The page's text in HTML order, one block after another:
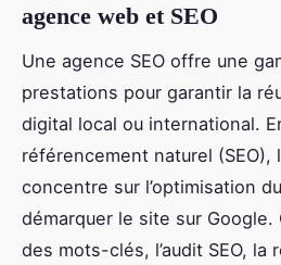
agence web et SEO
Une agence SEO offre une
prestations pour garantir la
digital local ou international.
référencement naturel (SEO),
concentre sur l’optimisation
démarquer le site sur Google.
des mots-clés, l’audit SEO, la